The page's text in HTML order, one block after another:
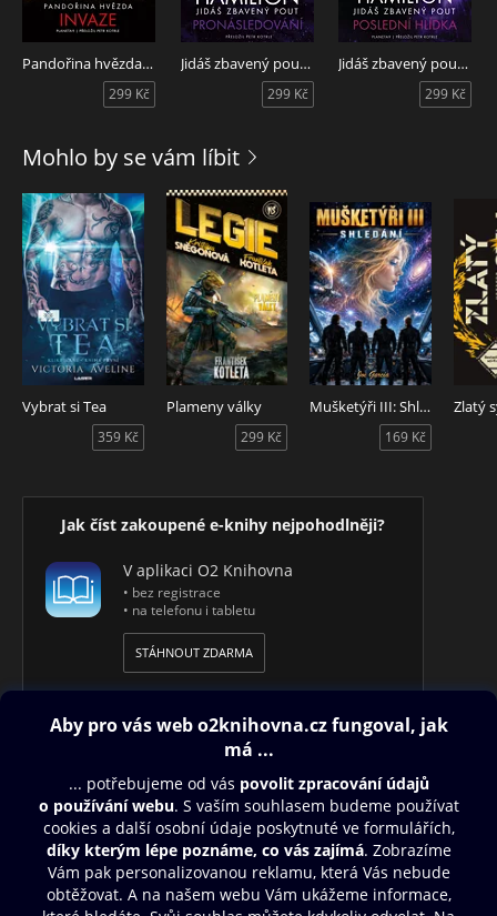
Pandořina hvězda Invaze
299 Kč
Jidáš zbavený pout Pronásledování
299 Kč
Jidáš zbavený pout Poslední hlídka
299 Kč
Mohlo by se vám líbit
Vybrat si Tea
359 Kč
Plameny války
299 Kč
Mušketýři III: Shledání
169 Kč
Zlatý
Jak číst zakoupené e-knihy nejpohodlněji?
V aplikaci O2 Knihovna
• bez registrace
• na telefonu i tabletu
STÁHNOUT ZDARMA
Obsah ke stažení
Moje O2 Knihovna
Další zábava